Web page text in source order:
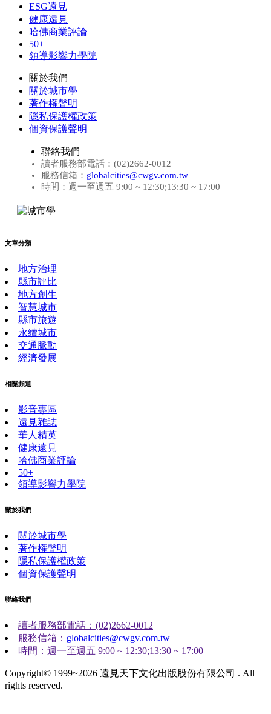
ESG遠見
健康遠見
哈佛商業評論
50+
領導影響力學院
關於我們
關於城市學
著作權聲明
隱私保護權政策
個資保護聲明
聯絡我們
讀者服務部電話：(02)2662-0012
服務信箱： globalcities@cwgv.com.tw
時間：週一至週五 9:00 ~ 12:30;13:30 ~ 17:00
文章分類
地方治理
縣市評比
地方創生
智慧城市
縣市旅遊
永續城市
交通脈動
經濟發展
相關頻道
影音專區
遠見雜誌
華人精英
健康遠見
哈佛商業評論
50+
領導影響力學院
關於我們
關於城市學
著作權聲明
隱私保護權政策
個資保護聲明
聯絡我們
讀者服務部電話：(02)2662-0012
服務信箱： globalcities@cwgv.com.tw
時間：週一至週五 9:00 ~ 12:30;13:30 ~ 17:00
Copyright© 1999~2026 遠見天下文化出版股份有限公司 . All
rights reserved.